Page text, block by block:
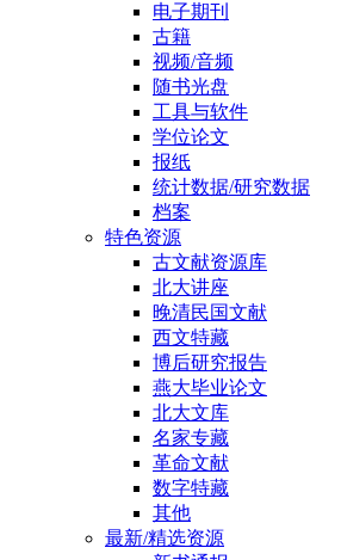
电子期刊
古籍
视频/音频
随书光盘
工具与软件
学位论文
报纸
统计数据/研究数据
档案
特色资源
古文献资源库
北大讲座
晚清民国文献
西文特藏
博后研究报告
燕大毕业论文
北大文库
名家专藏
革命文献
数字特藏
其他
最新/精选资源